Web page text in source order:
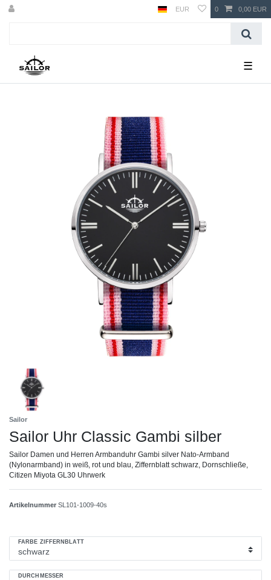
EUR 0 0,00 EUR
☰
Sailor
Sailor Uhr Classic Gambi silber
Sailor Damen und Herren Armbanduhr Gambi silver Nato-Armband
(Nylonarmband) in weiß, rot und blau, Ziffernblatt schwarz, Dornschließe,
Citizen Miyota GL30 Uhrwerk
Artikelnummer SL101-1009-40s
FARBE ZIFFERNBLATT
DURCHMESSER